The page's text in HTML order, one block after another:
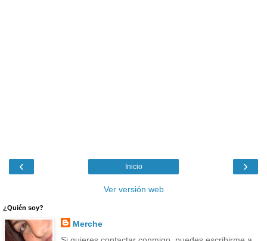
‹ ›
Inicio
Ver versión web
¿Quién soy?
Merche